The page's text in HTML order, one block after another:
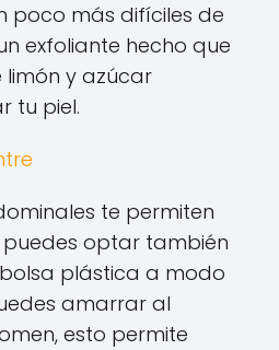
poco más difíciles de
exfoliante hecho que
y azúcar
tu piel.
te permiten
puedes optar también
plástica a modo
amarrar al
esto permite